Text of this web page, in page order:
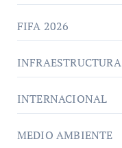
FIFA 2026
INFRAESTRUCTURA
INTERNACIONAL
MEDIO AMBIENTE